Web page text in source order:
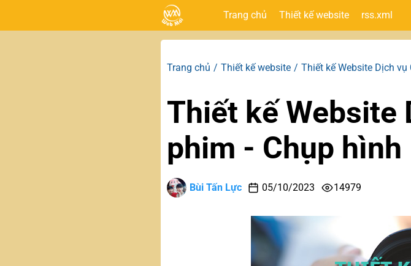
Trang chủ Thiết kế website rss.xml
Trang chủ Thiết kế website Thiết kế Website Dịch
Thiết kế Website
phim - Chụp hình
Bùi Tấn Lực 05/10/2023 14979